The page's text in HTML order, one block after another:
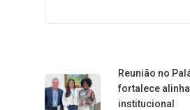
Reunião no
fortalece
institucional